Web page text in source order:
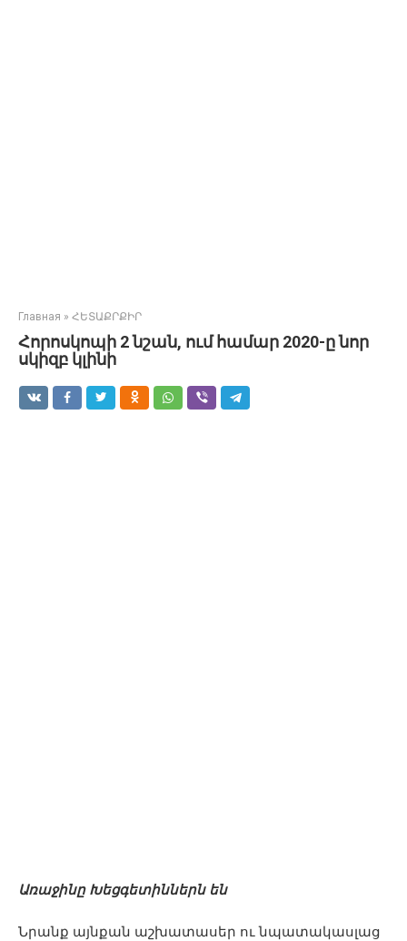
Главная » ՀԵՏԱՔՐՔԻՐ
Հորոսկոպի 2 նշան, ում համար 2020-ը նոր
սկիզբ կլինի
Առաջինը Խեցգետիններն են
Նրանք այնքան աշխատասեր ու նպատակասլաց